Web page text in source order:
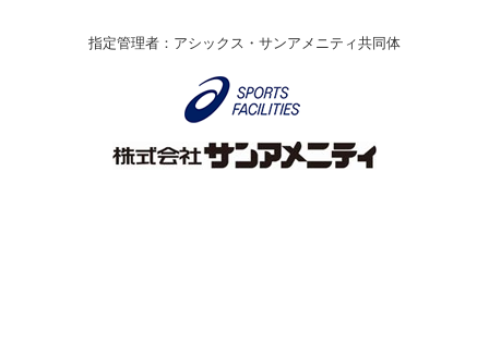
伊丹市総合体育大会 バレーボール大会が開催されました
なわとびイベントを開催しました！
指定管理者：アシックス・サンアメニティ共同体